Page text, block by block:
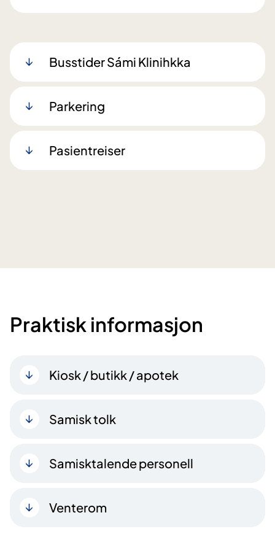
Busstider Sámi Klinihkka
Parkering
Pasientreiser
Praktisk informasjon
Kiosk / butikk / apotek
Samisk tolk
Samisktalende personell
Venterom